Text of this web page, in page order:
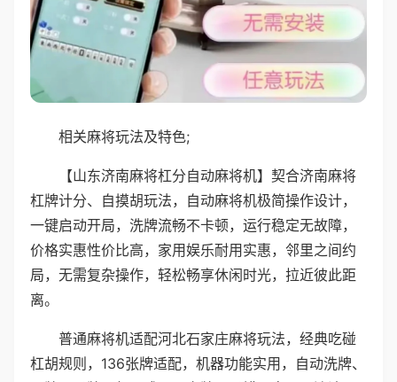
相关麻将玩法及特色;
【山东济南麻将杠分自动麻将机】契合济南麻将
杠牌计分、自摸胡玩法，自动麻将机极简操作设计，
一键启动开局，洗牌流畅不卡顿，运行稳定无故障，
价格实惠性价比高，家用娱乐耐用实惠，邻里之间约
局，无需复杂操作，轻松畅享休闲时光，拉近彼此距
离。
普通麻将机适配河北石家庄麻将玩法，经典吃碰
杠胡规则，136张牌适配，机器功能实用，自动洗牌、